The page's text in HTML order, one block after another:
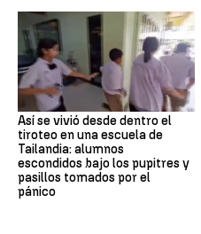
Así se vivió desde dentro el
tiroteo en una escuela de
Tailandia: alumnos
escondidos bajo los pupitres y
pasillos tomados por el
pánico